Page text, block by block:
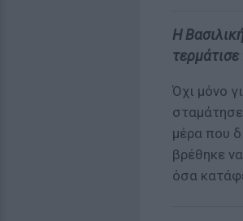
Η
Όχι μόνο
μέρα που
βρέθηκε
όσα